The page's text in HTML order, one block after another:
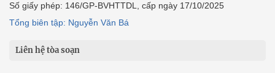
Số giấy phép: 146/GP-BVHTTDL, cấp ngày 17/10/2025
Tổng biên tập: Nguyễn Văn Bá
Liên hệ tòa soạn